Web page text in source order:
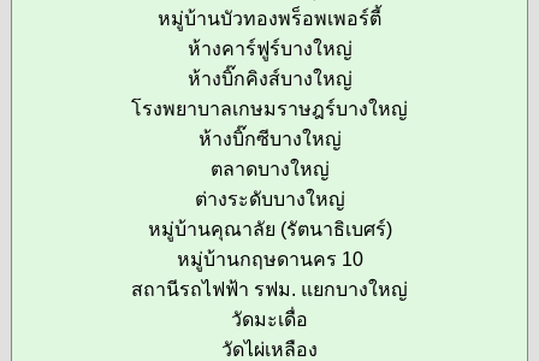
หมู่บ้านบัวทองพร็อพเพอร์ตี้
ห้างคาร์ฟูร์บางใหญ่
ห้างบิ๊กคิงส์บางใหญ่
โรงพยาบาลเกษมราษฎร์บางใหญ่
ห้างบิ๊กซีบางใหญ่
ตลาดบางใหญ่
ต่างระดับบางใหญ่
หมู่บ้านคุณาลัย (รัตนาธิเบศร์)
หมู่บ้านกฤษดานคร 10
สถานีรถไฟฟ้า รฟม. แยกบางใหญ่
วัดมะเดื่อ
วัดไผ่เหลือง